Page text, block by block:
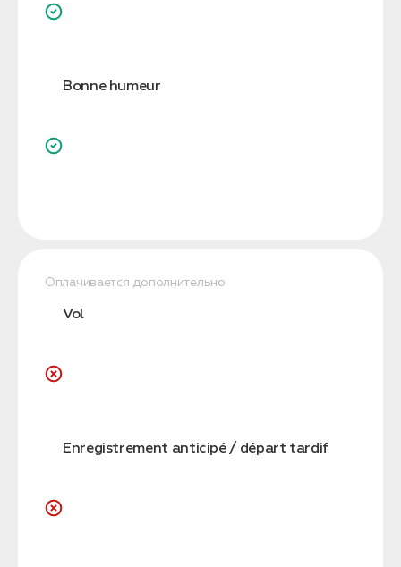
Bonne humeur
Оплачивается дополнительно
Vol
Enregistrement anticipé / départ tardif